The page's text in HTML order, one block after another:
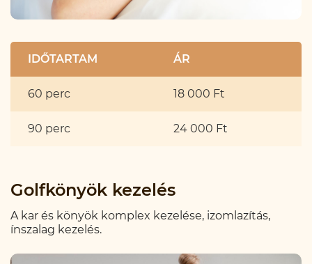
IDŐTARTAM ÁR
60 perc 18 000 Ft
90 perc 24 000 Ft
Golfkönyök kezelés
A kar és könyök komplex kezelése, izomlazítás,
ínszalag kezelés.